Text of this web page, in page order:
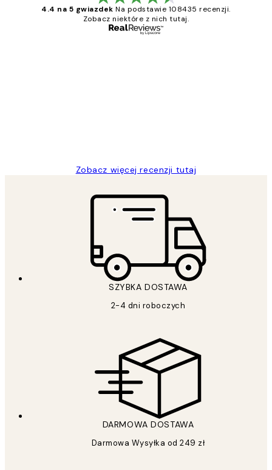
4.4 na 5 gwiazdek Na podstawie 108435 recenzji.
Zobacz niektóre z nich tutaj.
Zobacz więcej recenzji tutaj
SZYBKA DOSTAWA
2-4 dni roboczych
DARMOWA DOSTAWA
Darmowa Wysyłka od 249 zł